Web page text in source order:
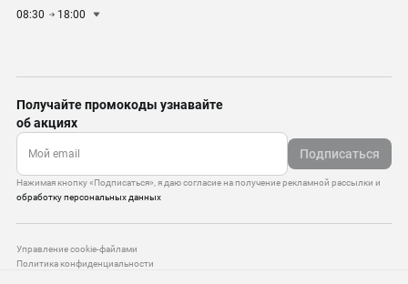
08:30
18:00
Получайте промокоды узнавайте
об акциях
Подписаться
Нажимая кнопку «Подписаться», я даю согласие на получение рекламной рассылки и
обработку персональных данных
Управление cookie-файлами
Политика конфиденциальности